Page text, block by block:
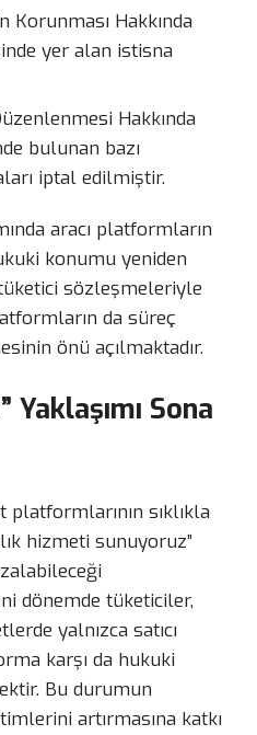
Korunması Hakkında
yer alan istisna
Hakkında
bulunan bazı
iptal edilmiştir.
aracı platformların
konumu yeniden
sözleşmeleriyle
da süreç
önü açılmaktadır.
Yaklaşımı Sona
platformlarının sıklıkla
hizmeti sunuyoruz”
dönemde tüketiciler,
yalnızca satıcı
karşı da hukuki
Bu durumun
artırmasına katkı